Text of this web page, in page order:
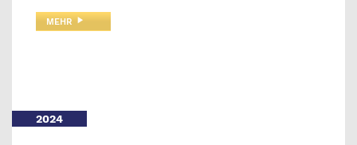
MEHR
2024